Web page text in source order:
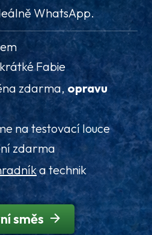
WhatsApp.
Fabie
zdarma, opravu
na testovací louce
zdarma
a technik
směs